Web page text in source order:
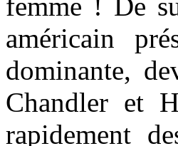
américain
dominante,
Chandler et
rapidement